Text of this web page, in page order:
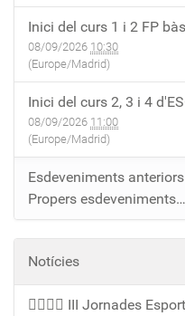
Inici del curs 1 i 2 FP
08/09/2026 10:30
(Europe/Madrid)
Inici del curs 2, 3 i 4
08/09/2026 11:00
(Europe/Madrid)
Esdeveniments
Propers esdeveniments…
Notícies
🏃‍♀️🏃‍♂️ III Jornades